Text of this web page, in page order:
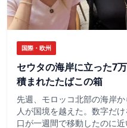
国際・欧州
セウタの海岸に立った7
積まれたたばこの箱
先週、モロッコ北部の海岸
人が国境を越えた。数字だ
口が一週間で移動したのに